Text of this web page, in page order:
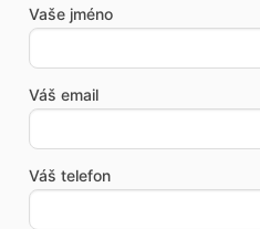
Vaše jméno
Váš email
Váš telefon